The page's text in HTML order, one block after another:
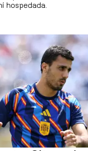
hospedada.